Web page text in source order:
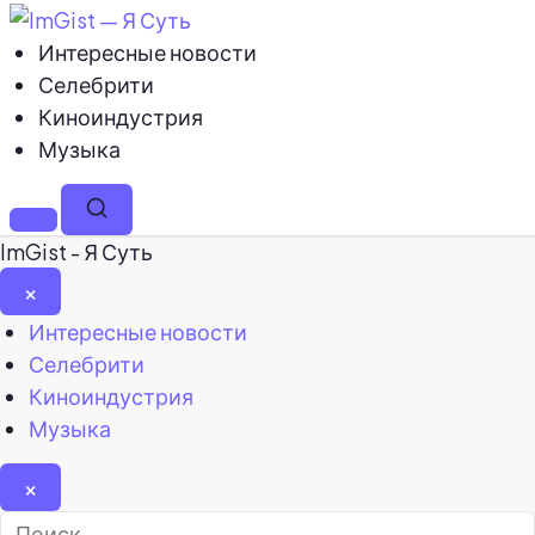
Интересные новости
Селебрити
Киноиндустрия
Музыка
МенюПоиск
ImGist - Я Суть
×
Закрыть
меню
Интересные новости
Селебрити
Киноиндустрия
Музыка
×
Найти: